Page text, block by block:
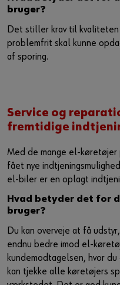
bruger?
Det stiller krav til
problemfrit skal kunne
af sporing.
Service og
fremtidige
Med de mange el-
fået nye
el-biler er en oplagt
Hvad betyder det for
bruger?
Du kan overveje at få
endnu bedre imod el-
kundemodtagelsen, hvor
kan tjekke alle køretøjers